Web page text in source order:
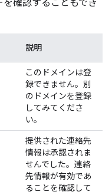
確認することもでき
説明
このドメインは登
録できません。別
のドメインを登録
してみてくださ
い。
提供された連絡先
情報は承認されま
せんでした。連絡
先情報が有効であ
ることを確認して